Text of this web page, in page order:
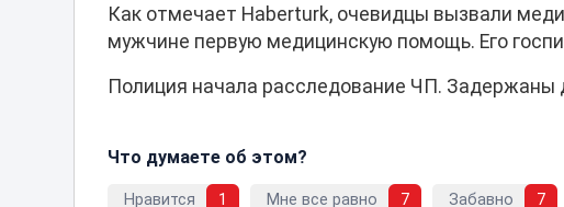
Как отмечает Haberturk, очевидцы вызвали
мужчине первую медицинскую помощь. Его
Полиция начала расследование ЧП. Задержаны
Что думаете об этом?
Нравится 1 Мне все равно 7 Забавно 7